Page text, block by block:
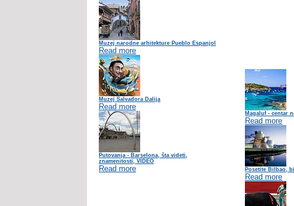
Muzej narodne arhitekture Pueblo Espanjol
Read more
Muzej Salvadora Dalija
Read more
Putovanja - Barselona, šta videti,
znamenitosti, VIDEO
Read more
Magaluf - centar
Read more
Posetite Bilbao,
Read more